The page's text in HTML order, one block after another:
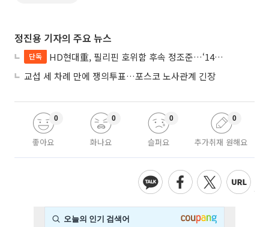
정진용 기자의 주요 뉴스
단독
HD현대重, 필리핀 호위함 후속 정조준…‘14척+α’ 싹쓸이 노린다
교섭 세 차례 만에 쟁의투표…포스코 노사관계 긴장
좋아요
0
화나요
0
슬퍼요
0
추가취재 원해요
0